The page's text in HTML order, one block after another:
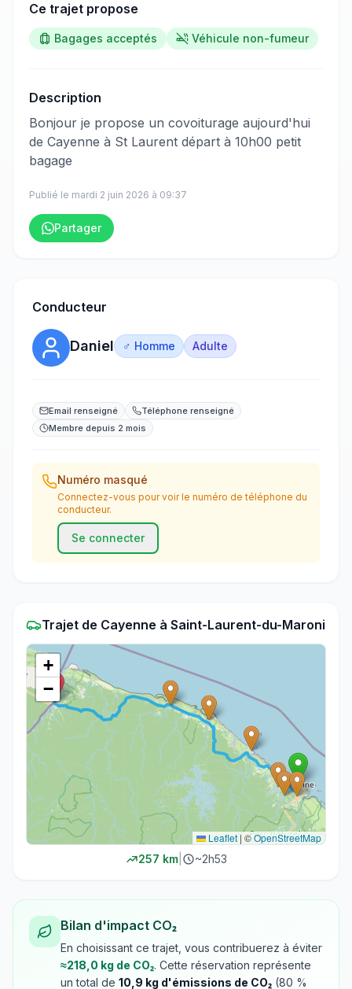
Ce trajet propose
Bagages acceptés Véhicule non-fumeur
Description
​‌​‍​‌‌​​​‌‌​‌‌​‌‌​‌​‌‌‌​​​​​‌‌‌​‌‌‌​‌‌​‌‌​‌​‌‌​​‌‌‌​‌‌‌‌​‌​​‌‌​​​​‌​‌‌​‌​​​​​‌‌​​​​​​‌‌​​​​​​‌‌​​​‌​​‌‌‌​​‌​‌‌​‌​‌​​‌‌‌​​‌​​​‌‌​​​​​​‌‌​‌​​​‌‌‌‌​​​​‌‌​​‌‌‌​‌‌‌​​​​​​‌‌​​‌​​‌‌‌​​‌​​‌‌‌‌​​​​‌‌​‌‌‌‌​‌‌​​‌‌‌‍Bonjour je propose un covoiturage aujourd'hui
de Cayenne à St Laurent départ à 10h00 petit
bagage
Publié le mardi 2 juin 2026 à 09:37
Partager
Conducteur
Daniel ♂ Homme Adulte
Email renseigné
Téléphone renseigné
Membre depuis 2 mois
Numéro masqué
Connectez-vous pour voir le numéro de téléphone du
conducteur.
Se connecter
Trajet de Cayenne à Saint-Laurent-du-Maroni
+
−
Leaflet | ©OpenStreetMap
257 km| ~2h53
Bilan d'impact CO₂
En choisissant ce trajet, vous contribuerez à éviter
≈218,0 kg de CO₂. Cette réservation représente
un total de 10,9 kg d'émissions de CO₂ (80 %